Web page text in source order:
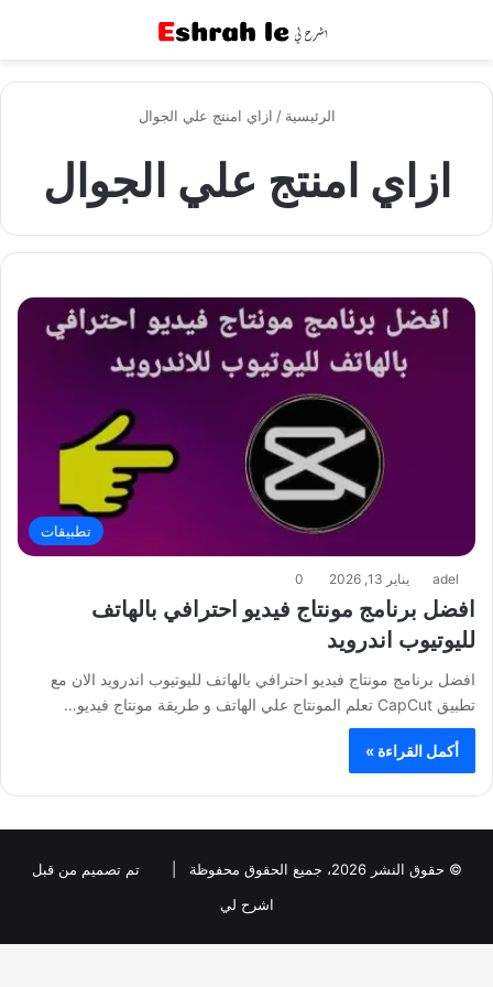
الرئيسية / ازاي امنتج علي الجوال
ازاي امنتج علي الجوال
تطبيقات
adel يناير 13, 2026 0
افضل برنامج مونتاج فيديو احترافي بالهاتف
لليوتيوب اندرويد
افضل برنامج مونتاج فيديو احترافي بالهاتف لليوتيوب اندرويد الان مع
تطبيق CapCut تعلم المونتاج علي الهاتف و طريقة مونتاج فيديو…
أكمل القراءة »
© حقوق النشر 2026، جميع الحقوق محفوظة |
تم تصميم من قبل
اشرح لي